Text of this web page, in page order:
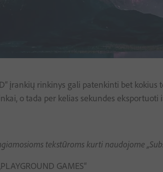
įrankių rinkinys gali patenkinti bet
o tada per kelias sekundes
tekstūroms kurti naudojome
GAMES“